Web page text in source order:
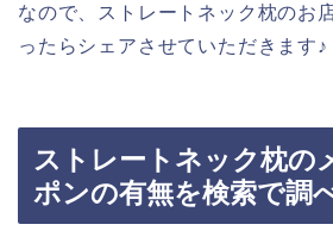
なので、ストレートネック枕のお
ったらシェアさせていただきます♪
ストレートネック枕の
ポンの有無を検索で調